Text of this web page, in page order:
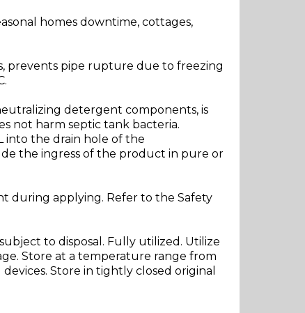
homes downtime, cottages,
prevents pipe rupture due to freezing
detergent components, is
not harm septic tank bacteria.
into the drain hole of the
the ingress of the product in pure or
during applying. Refer to the Safety
to disposal. Fully utilized. Utilize
Store at a temperature range from
Store in tightly closed original